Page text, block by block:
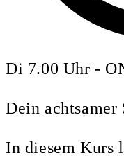
Di 7.00 Uhr -
Dein achtsamer
In diesem Kurs